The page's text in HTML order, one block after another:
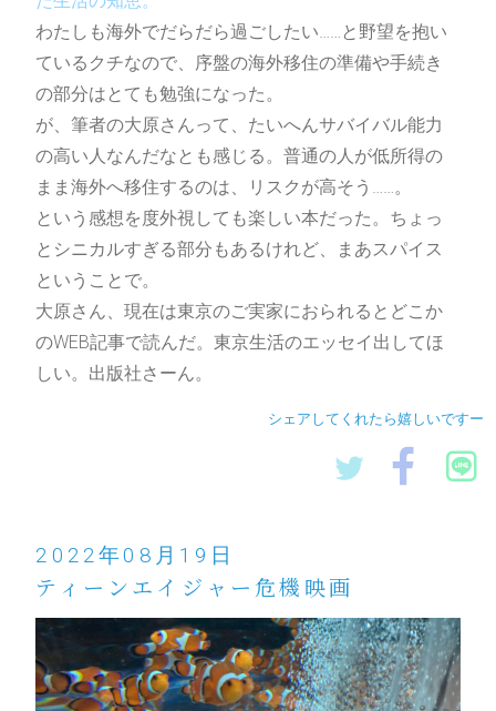
2021〜2022
2020〜2021
お問合わせ MAIL
ご質問・ご相談等ございましたら、以下
のフォームよりお問い合わせください。
お気軽にメッセージをいただけると嬉し
いです。
わたしも海外でだらだら過ごしたい……と野望を抱い
ているクチなので、序盤の海外移住の準備や手続き
の部分はとても勉強になった。
が、筆者の大原さんって、たいへんサバイバル能力
の高い人なんだなとも感じる。普通の人が低所得の
まま海外へ移住するのは、リスクが高そう……。
という感想を度外視しても楽しい本だった。ちょっ
とシニカルすぎる部分もあるけれど、まあスパイス
ということで。
大原さん、現在は東京のご実家におられるとどこか
のWEB記事で読んだ。東京生活のエッセイ出してほ
しい。出版社さーん。
シェアしてくれたら嬉しいですー
2022年08月19日
ティーンエイジャー危機映画